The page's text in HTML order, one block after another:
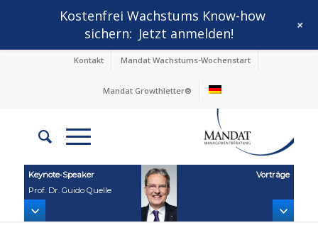
Kontakt Mandat Wachstums-Wochenstart
Mandat Growthletter®
Keynote‑Speaker
Prof. Dr. Guido Quelle
Vorträge
Kostenfrei Wachstums Know-how
sichern: Jetzt anmelden! +